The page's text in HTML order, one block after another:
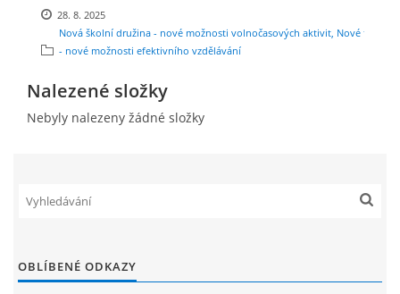
DOKUMENTY
ŠKOLSKÁ RADA
ENVIRONMENTÁLNÍ VÝCHOVA
28. 8. 2025
Nová školní družina - nové možnosti volnočasových aktivit, Nové třídy
- nové možnosti efektivního vzdělávání
Nalezené složky
Nebyly nalezeny žádné složky
OBLÍBENÉ ODKAZY